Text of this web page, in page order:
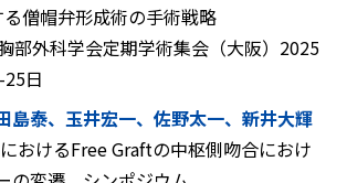
る僧帽弁形成術の手術戦略
部外科学会定期学術集会（大阪）2025
日
島泰、玉井宏一、佐野太一、新井大輝
おけるFree Graftの中枢側吻合におけ